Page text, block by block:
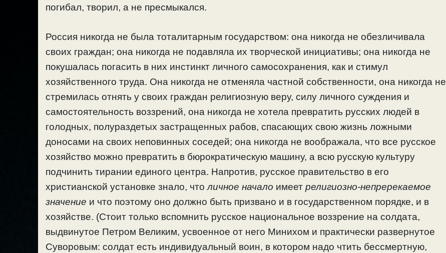
погибал, творил, а не пресмыкался.
Россия никогда не была тоталитарным государством: она никогда не обезличивала
своих граждан; она никогда не подавляла их творческой инициативы; она никогда не
покушалась погасить в них инстинкт личного самосохранения, как и стимул
хозяйственного труда. Она никогда не отменяла частной собственности, она никогда не
стремилась отнять у своих граждан религиозную веру, силу личного суждения и
самостоятельность воззрений, она никогда не хотела превратить русских людей в
голодных, полураздетых застращенных рабов, спасающих свою жизнь ложными
доносами на своих неповинных соседей; она никогда не воображала, что все русское
хозяйство можно превратить в бюрократическую машину, а всю русскую культуру
подчинить тирании единого центра. Напротив, русское правительство в его
христианской установке знало, чтоличное начало имеет религиозно-непререкаемое
значение и что поэтому оно должно быть призвано и в государственном порядке, и в
хозяйстве. (Стоит только вспомнить русское национальное воззрение на солдата,
выдвинутое Петром Великим, усвоенное от него Минихом и практически развернутое
Суворовым: солдат есть индивидуальный воин, в котором надо чтить бессмертную,